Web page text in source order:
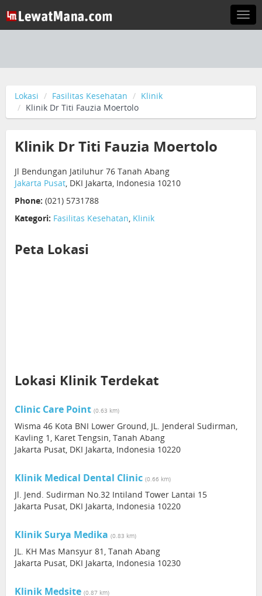
Lokasi Fasilitas Kesehatan
Klinik
Klinik Dr Titi Fauzia Moertolo
Klinik Dr Titi Fauzia Moertolo
Jl Bendungan Jatiluhur 76 Tanah Abang
Jakarta Pusat, DKI Jakarta, Indonesia 10210
Phone: (021) 5731788
Kategori: Fasilitas Kesehatan, Klinik
Peta Lokasi
Lokasi Klinik Terdekat
Clinic Care Point (0.63 km)
Wisma 46 Kota BNI Lower Ground, JL. Jenderal Sudirman,
Kavling 1, Karet Tengsin, Tanah Abang
Jakarta Pusat, DKI Jakarta, Indonesia 10220
Klinik Medical Dental Clinic (0.66 km)
Jl. Jend. Sudirman No.32 Intiland Tower Lantai 15
Jakarta Pusat, DKI Jakarta, Indonesia 10220
Klinik Surya Medika (0.83 km)
JL. KH Mas Mansyur 81, Tanah Abang
Jakarta Pusat, DKI Jakarta, Indonesia 10230
Klinik Medsite (0.87 km)